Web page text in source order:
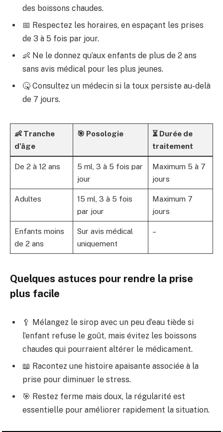
des boissons chaudes.
📅 Respectez les horaires, en espaçant les prises
de 3 à 5 fois par jour.
👶 Ne le donnez qu’aux enfants de plus de 2 ans
sans avis médical pour les plus jeunes.
🤒 Consultez un médecin si la toux persiste au-delà
de 7 jours.
👶 Tranche
d’âge
🎯 Posologie
⏳ Durée de
traitement
De 2 à 12 ans
5 ml, 3 à 5 fois par
jour
Maximum 5 à 7
jours
Adultes
15 ml, 3 à 5 fois
par jour
Maximum 7
jours
Enfants moins
de 2 ans
Sur avis médical
uniquement
–
Quelques astuces pour rendre la prise
plus facile
🥄 Mélangez le sirop avec un peu d’eau tiède si
l’enfant refuse le goût, mais évitez les boissons
chaudes qui pourraient altérer le médicament.
📖 Racontez une histoire apaisante associée à la
prise pour diminuer le stress.
🎯 Restez ferme mais doux, la régularité est
essentielle pour améliorer rapidement la situation.